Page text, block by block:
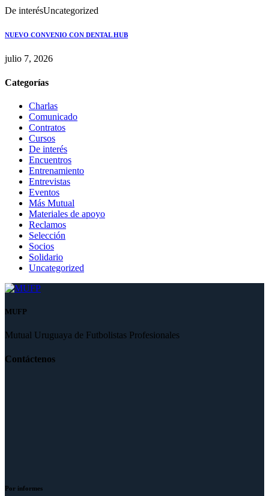
De interésUncategorized
NUEVO CONVENIO CON DENTAL HUB
julio 7, 2026
Categorías
Charlas
Comunicado
Contratos
Cursos
De interés
Encuentros
Entrenamiento
Entrevistas
Eventos
Más Mutual
Materiales de apoyo
Reclamos
Selección
Socios
Solidario
Uncategorized
MUFP
Mutual Uruguaya de Futbolistas Profesionales
Contáctenos
Por informes